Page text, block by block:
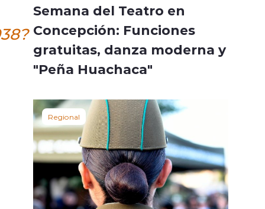
Semana del Teatro en
Concepción: Funciones
gratuitas, danza moderna y
"Peña Huachaca"
Regional